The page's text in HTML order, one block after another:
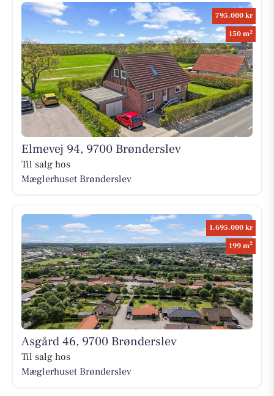
795.000 kr
150 m2
Elmevej 94, 9700 Brønderslev
Til salg hos
Mæglerhuset Brønderslev
1.695.000 kr
199 m2
Asgård 46, 9700 Brønderslev
Til salg hos
Mæglerhuset Brønderslev